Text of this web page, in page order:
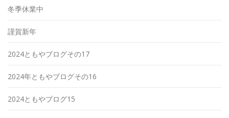
冬季休業中
謹賀新年
2024ともやブログその17
2024年ともやブログその16
2024ともやブログ15